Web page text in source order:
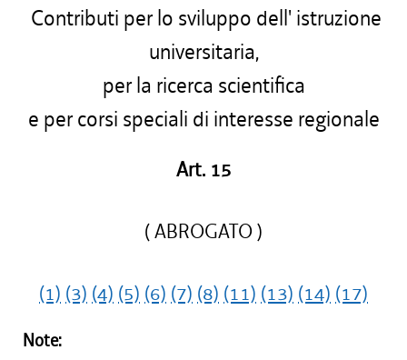
Contributi per lo sviluppo dell' istruzione
universitaria,
per la ricerca scientifica
e per corsi speciali di interesse regionale
Art. 15
( ABROGATO )
(1) (3) (4) (5) (6) (7) (8) (11) (13) (14) (17)
Note: